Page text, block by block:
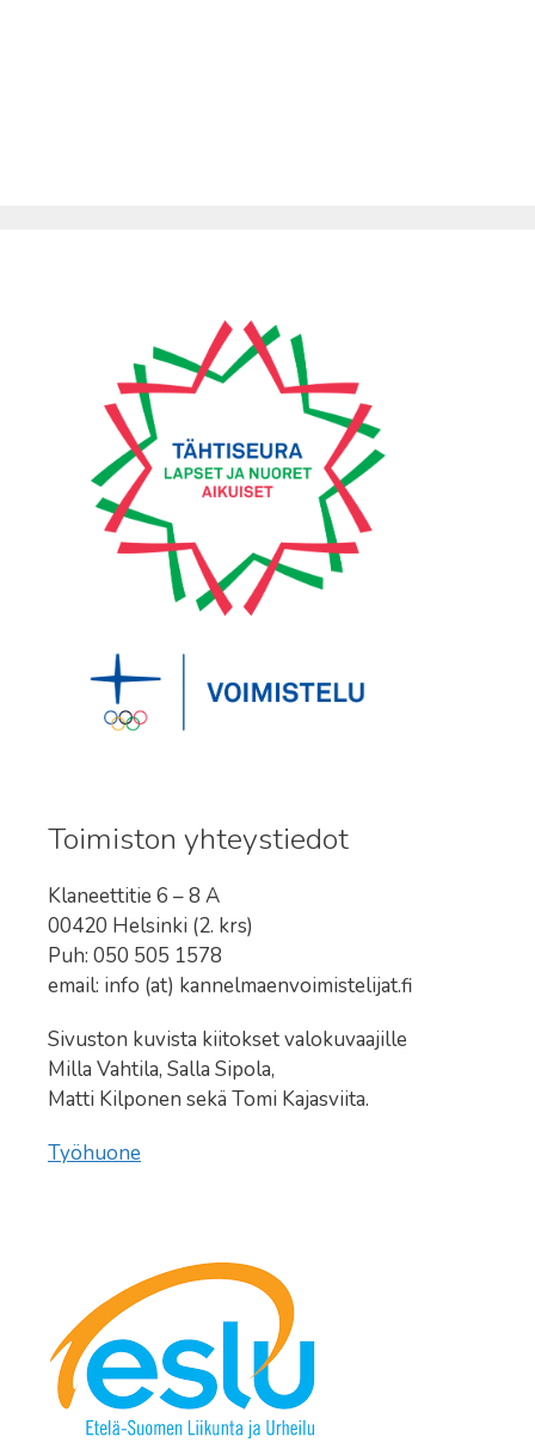
Toimiston yhteystiedot
Klaneettitie 6 – 8 A
00420 Helsinki (2. krs)
Puh: 050 505 1578
email: info (at) kannelmaenvoimistelijat.fi
Sivuston kuvista kiitokset valokuvaajille
Milla Vahtila, Salla Sipola,
Matti Kilponen sekä Tomi Kajasviita.
Työhuone